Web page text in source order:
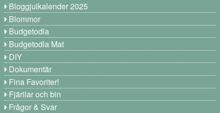
Bloggjulkalender 2025
Blommor
Budgetodla
Budgetodla Mat
DIY
Dokumentär
Fina Favoriter!
Fjärilar och bin
Frågor & Svar